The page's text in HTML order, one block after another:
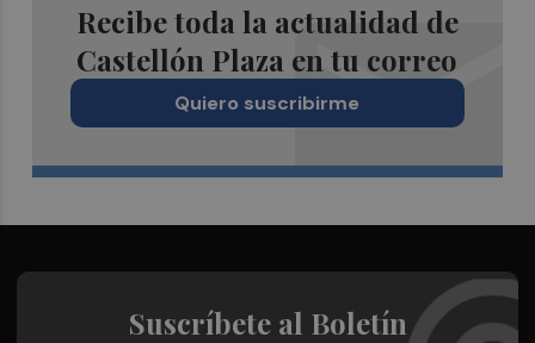
Recibe toda la actualidad de
Castellón Plaza en tu correo
Quiero suscribirme
Suscríbete al Boletín